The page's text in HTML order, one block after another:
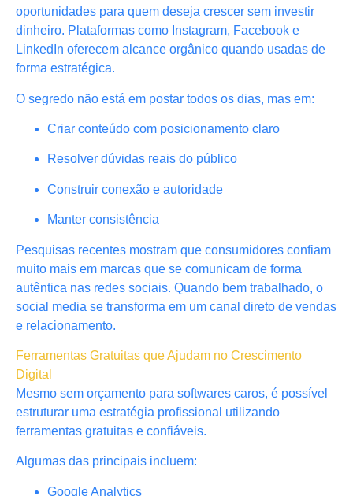
oportunidades para quem deseja crescer sem investir
dinheiro. Plataformas como Instagram, Facebook e
LinkedIn oferecem alcance orgânico quando usadas de
forma estratégica.
O segredo não está em postar todos os dias, mas em:
Criar conteúdo com posicionamento claro
Resolver dúvidas reais do público
Construir conexão e autoridade
Manter consistência
Pesquisas recentes mostram que consumidores confiam
muito mais em marcas que se comunicam de forma
autêntica nas redes sociais. Quando bem trabalhado, o
social media se transforma em um canal direto de vendas
e relacionamento.
Ferramentas Gratuitas que Ajudam no Crescimento
Digital
Mesmo sem orçamento para softwares caros, é possível
estruturar uma estratégia profissional utilizando
ferramentas gratuitas e confiáveis.
Algumas das principais incluem:
Google Analytics